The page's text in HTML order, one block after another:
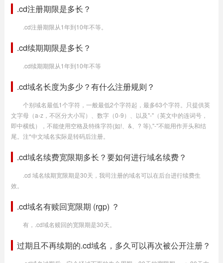
.cd注册期限是多长？
.cd注册期限从1年到10年不等。
.cd续期期限是多长？
.cd续期期限从1年到10年不等
.cd域名长度为多少？有什么注册规则？
个别域名最低1个字符，一般最低2个字符起，最多63个字符。只提供英
文字母（a-z，不区分大小写）、数字（0-9）、以及"-"（英文中的连词号，
即中横线），不能使用空格及特殊字符(如!、&、? 等),"-"不能用作开头和结
尾。注*中文域名实际是转码后注册。
.cd域名续费宽限期多长？要如何进行域名续费？
.cd 域名续期宽限期是30天，我司注册的域名可以在后台进行续费生
效。
.cd域名有赎回宽限期 (rgp) ？
有，.cd域名赎回的宽限期是30天。
过期且不再续期的.cd域名，多久可以再次被公开注册？